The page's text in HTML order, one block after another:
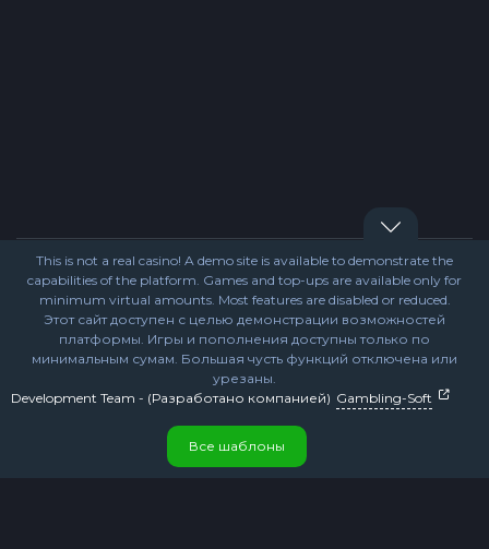
Поддержка Контакты Платежи
Правила и условия Антифрод
Ответственная игра
This is not a real casino! A demo site is available to demonstrate the
capabilities of the platform. Games and top-ups are available only for
minimum virtual amounts. Most features are disabled or reduced.
Этот сайт доступен с целью демонстрации возможностей
платформы. Игры и пополнения доступны только по
минимальным сумам. Большая чусть функций отключена или
урезаны.
Development Team - (Разработано компанией) Gambling-Soft
Все шаблоны